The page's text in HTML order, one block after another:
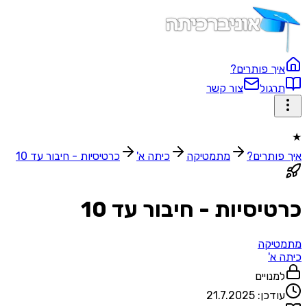
איך פותרים?
תרגול
צור קשר
★
איך פותרים?
מתמטיקה כיתה א' כרטיסיות - חיבור עד 10
כרטיסיות - חיבור עד 10
מתמטיקה
כיתה א'
למנויים
עודכן: 21.7.2025